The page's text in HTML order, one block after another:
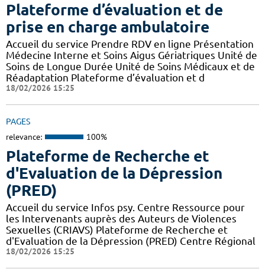
Plateforme d’évaluation et de
prise en charge ambulatoire
Accueil du service Prendre RDV en ligne Présentation
Médecine Interne et Soins Aigus Gériatriques Unité de
Soins de Longue Durée Unité de Soins Médicaux et de
Réadaptation Plateforme d’évaluation et d
18/02/2026 15:25
PAGES
relevance: 100%
Plateforme de Recherche et
d'Evaluation de la Dépression
(PRED)
Accueil du service Infos psy. Centre Ressource pour
les Intervenants auprès des Auteurs de Violences
Sexuelles (CRIAVS) Plateforme de Recherche et
d'Evaluation de la Dépression (PRED) Centre Régional
18/02/2026 15:25